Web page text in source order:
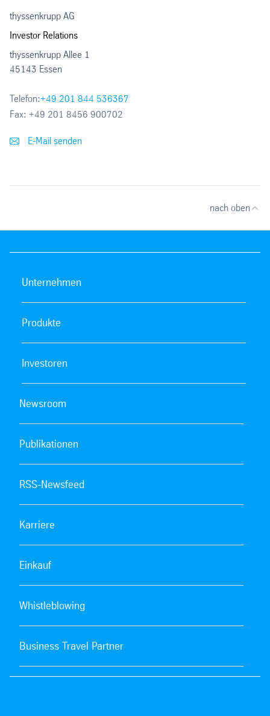
thyssenkrupp AG
Investor Relations
thyssenkrupp Allee 1
45143 Essen
Telefon:+49 201 844 536367
Fax: +49 201 8456 900702
E-Mail senden
nach oben
Unternehmen
Produkte
Investoren
Newsroom
Publikationen
RSS-Newsfeed
Karriere
Einkauf
Whistleblowing
Business Travel Partner